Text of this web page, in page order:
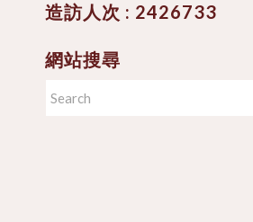
造訪人次 : 2426733
網站搜尋